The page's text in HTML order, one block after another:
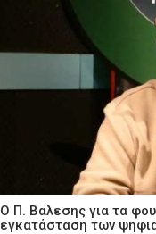
Ο Π. Βαλεσης για τα
εγκατάσταση των